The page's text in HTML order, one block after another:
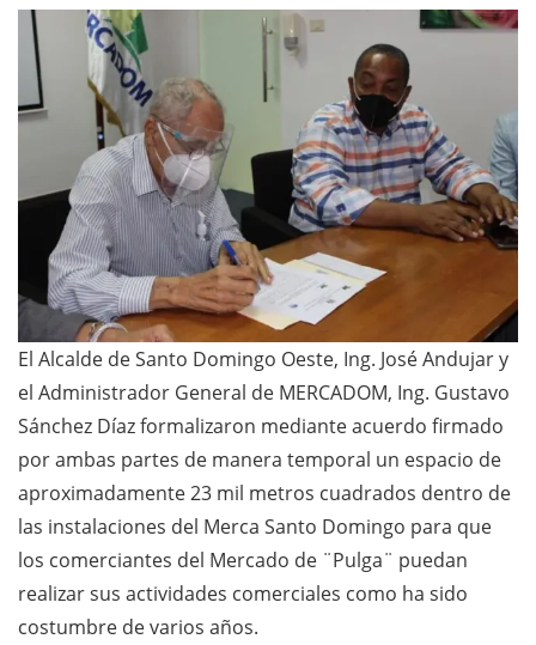
El Alcalde de Santo Domingo Oeste, Ing. José Andujar y
el Administrador General de MERCADOM, Ing. Gustavo
Sánchez Díaz formalizaron mediante acuerdo firmado
por ambas partes de manera temporal un espacio de
aproximadamente 23 mil metros cuadrados dentro de
las instalaciones del Merca Santo Domingo para que
los comerciantes del Mercado de ¨Pulga¨ puedan
realizar sus actividades comerciales como ha sido
costumbre de varios años.